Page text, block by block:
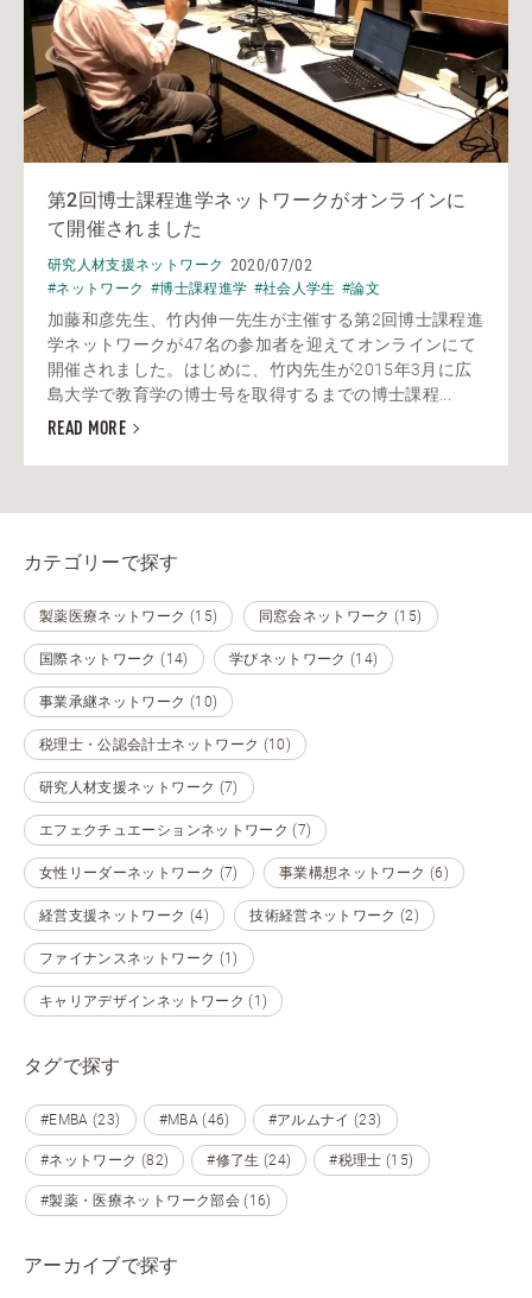
第2回博士課程進学ネットワークがオンラインに
て開催されました
研究人材支援ネットワーク 2020/07/02
#ネットワーク #博士課程進学 #社会人学生 #論文
加藤和彦先生、竹内伸一先生が主催する第2回博士課程進
学ネットワークが47名の参加者を迎えてオンラインにて
開催されました。はじめに、竹内先生が2015年3月に広
島大学で教育学の博士号を取得するまでの博士課程...
READ MORE
カテゴリーで探す
製薬医療ネットワーク (15) 同窓会ネットワーク (15)
国際ネットワーク (14) 学びネットワーク (14)
事業承継ネットワーク (10)
税理士・公認会計士ネットワーク (10)
研究人材支援ネットワーク (7)
エフェクチュエーションネットワーク (7)
女性リーダーネットワーク (7) 事業構想ネットワーク (6)
経営支援ネットワーク (4) 技術経営ネットワーク (2)
ファイナンスネットワーク (1)
キャリアデザインネットワーク (1)
タグで探す
#EMBA (23) #MBA (46) #アルムナイ (23)
#ネットワーク (82) #修了生 (24) #税理士 (15)
#製薬・医療ネットワーク部会 (16)
アーカイブで探す